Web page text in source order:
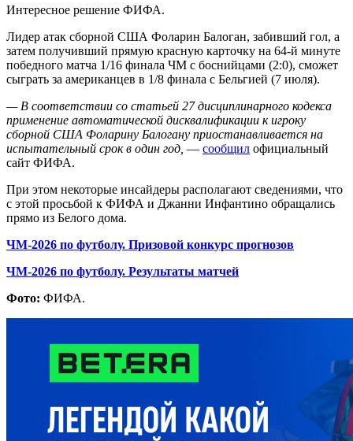
Интересное решение ФИФА.
Лидер атак сборной США Фоларин Балоган, забивший гол, а
затем получивший прямую красную карточку на 64-й минуте
победного матча 1/16 финала ЧМ с боснийцами (2:0), сможет
сыграть за американцев в 1/8 финала с Бельгией (7 июля).
— В соответствии со статьей 27 дисциплинарного кодекса
применение автоматической дисквалификации к игроку
сборной США Фоларину Балогану приостанавливается на
испытательный срок в один год, — сообщил официальный
сайт ФИФА.
При этом некоторые инсайдеры располагают сведениями, что
с этой просьбой к ФИФА и Джанни Инфантино обращались
прямо из Белого дома.
ЧМ-2026 по футболу. Призовой конкурс прогнозов
ЧМ-2026 по футболу. Результаты матчей
Фото: ФИФА.